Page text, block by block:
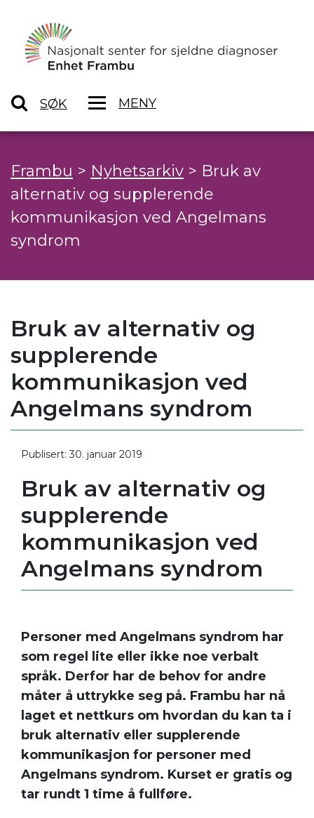
SØK MENY
Frambu > Nyhetsarkiv > Bruk av
alternativ og supplerende
kommunikasjon ved Angelmans
syndrom
Bruk av alternativ og
supplerende
kommunikasjon ved
Angelmans syndrom
Publisert: 30. januar 2019
Bruk av alternativ og
supplerende
kommunikasjon ved
Angelmans syndrom
Personer med Angelmans syndrom har
som regel lite eller ikke noe verbalt
språk. Derfor har de behov for andre
måter å uttrykke seg på. Frambu har nå
laget et nettkurs om hvordan du kan ta i
bruk alternativ eller supplerende
kommunikasjon for personer med
Angelmans syndrom. Kurset er gratis og
tar rundt 1 time å fullføre.